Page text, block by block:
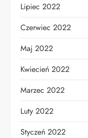
Lipiec 2022
Czerwiec 2022
Maj 2022
Kwiecień 2022
Marzec 2022
Luty 2022
Styczeń 2022